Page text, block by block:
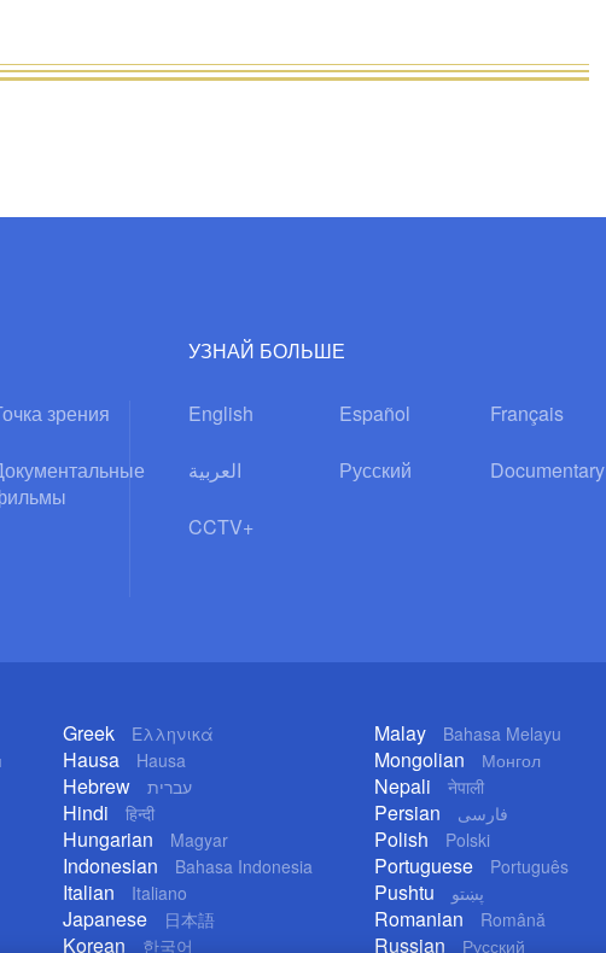
зрения
УЗНАЙ БОЛЬШЕ
English Español Français
العربية Русский Documentary
CCTV+
Greek Ελληνικά
Hausa Hausa
Hebrew עברית
Hindi हिन्दी
Hungarian Magyar
Indonesian Bahasa Indonesia
Italian Italiano
Japanese 日本語
Korean 한국어
Malay Bahasa Melayu
Mongolian Монгол
Nepali नेपाली
Persian فارسی
Polish Polski
Portuguese Português
Pushtu پښتو
Romanian Română
Russian Русский